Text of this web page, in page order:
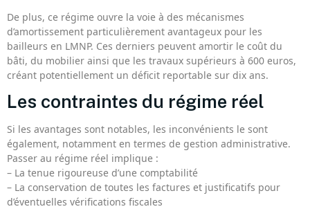
De plus, ce régime ouvre la voie à des mécanismes
d’amortissement particulièrement avantageux pour les
bailleurs en LMNP. Ces derniers peuvent amortir le coût du
bâti, du mobilier ainsi que les travaux supérieurs à 600 euros,
créant potentiellement un déficit reportable sur dix ans.
Les contraintes du régime réel
Si les avantages sont notables, les inconvénients le sont
également, notamment en termes de gestion administrative.
Passer au régime réel implique :
– La tenue rigoureuse d’une comptabilité
– La conservation de toutes les factures et justificatifs pour
d’éventuelles vérifications fiscales